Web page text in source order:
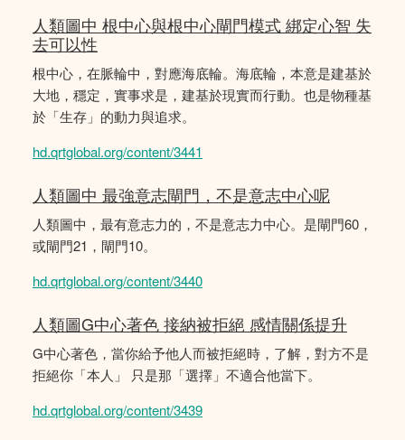
人類圖中 根中心與根中心閘門模式 綁定心智 失
去可以性
根中心，在脈輪中，對應海底輪。海底輪，本意是建基於
大地，穩定，實事求是，建基於現實而行動。也是物種基
於「生存」的動力與追求。
hd.qrtglobal.org/content/3441
人類圖中 最強意志閘門，不是意志中心呢
人類圖中，最有意志力的，不是意志力中心。是閘門60，
或閘門21，閘門10。
hd.qrtglobal.org/content/3440
人類圖G中心著色 接納被拒絕 感情關係提升
G中心著色，當你給予他人而被拒絕時，了解，對方不是
拒絕你「本人」 只是那「選擇」不適合他當下。
hd.qrtglobal.org/content/3439